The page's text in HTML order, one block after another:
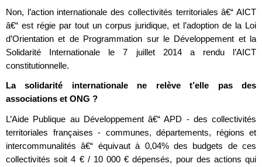
Non, l’action internationale des collectivités territoriales â€“ AICT
â€“ est régie par tout un corpus juridique, et l’adoption de la Loi
d’Orientation et de Programmation sur le Développement et la
Solidarité Internationale le 7 juillet 2014 a rendu l’AICT
constitutionnelle.
La solidarité internationale ne relève t’elle pas des
associations et ONG ?
L’Aide Publique au Développement â€“ APD - des collectivités
territoriales françaises - communes, départements, régions et
intercommunalités â€“ équivaut à 0,04% des budgets de ces
collectivités soit 4 € / 10 000 € dépensés, pour des actions qui